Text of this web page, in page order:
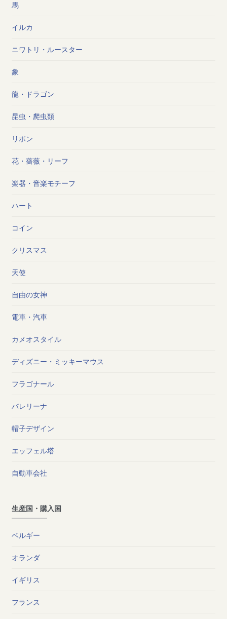
馬
イルカ
ニワトリ・ルースター
象
龍・ドラゴン
昆虫・爬虫類
リボン
花・薔薇・リーフ
楽器・音楽モチーフ
ハート
コイン
クリスマス
天使
自由の女神
電車・汽車
カメオスタイル
ディズニー・ミッキーマウス
フラゴナール
バレリーナ
帽子デザイン
エッフェル塔
自動車会社
生産国・購入国
ベルギー
オランダ
イギリス
フランス